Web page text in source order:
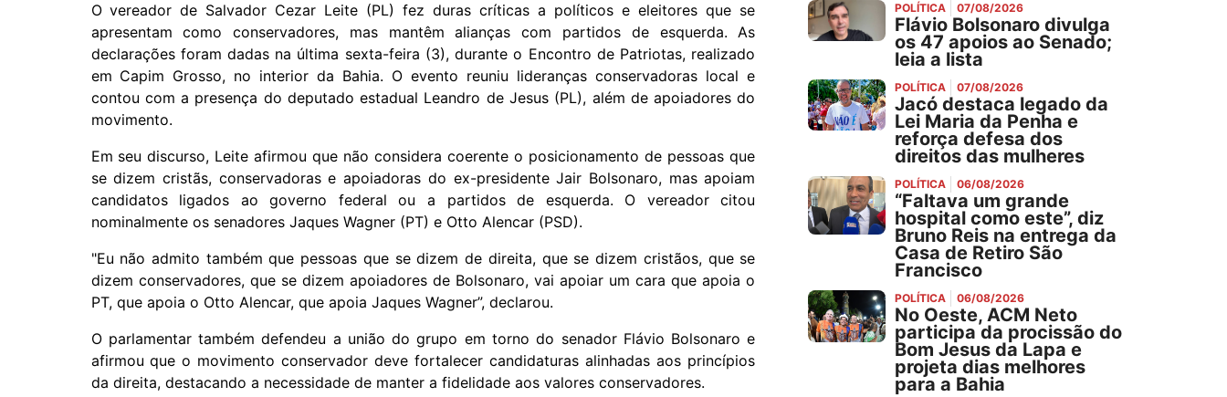
O vereador de Salvador Cezar Leite (PL) fez duras críticas a políticos e eleitores que se
apresentam como conservadores, mas mantêm alianças com partidos de esquerda. As
declarações foram dadas na última sexta-feira (3), durante o Encontro de Patriotas, realizado
em Capim Grosso, no interior da Bahia. O evento reuniu lideranças conservadoras local e
contou com a presença do deputado estadual Leandro de Jesus (PL), além de apoiadores do
movimento.
Em seu discurso, Leite afirmou que não considera coerente o posicionamento de pessoas que
se dizem cristãs, conservadoras e apoiadoras do ex-presidente Jair Bolsonaro, mas apoiam
candidatos ligados ao governo federal ou a partidos de esquerda. O vereador citou
nominalmente os senadores Jaques Wagner (PT) e Otto Alencar (PSD).
"Eu não admito também que pessoas que se dizem de direita, que se dizem cristãos, que se
dizem conservadores, que se dizem apoiadores de Bolsonaro, vai apoiar um cara que apoia o
PT, que apoia o Otto Alencar, que apoia Jaques Wagner”, declarou.
O parlamentar também defendeu a união do grupo em torno do senador Flávio Bolsonaro e
afirmou que o movimento conservador deve fortalecer candidaturas alinhadas aos princípios
da direita, destacando a necessidade de manter a fidelidade aos valores conservadores.
POLÍTICA 07/08/2026
Flávio Bolsonaro divulga
os 47 apoios ao Senado;
leia a lista
POLÍTICA 07/08/2026
Jacó destaca legado da
Lei Maria da Penha e
reforça defesa dos
direitos das mulheres
POLÍTICA 06/08/2026
“Faltava um grande
hospital como este”, diz
Bruno Reis na entrega da
Casa de Retiro São
Francisco
POLÍTICA 06/08/2026
No Oeste, ACM Neto
participa da procissão do
Bom Jesus da Lapa e
projeta dias melhores
para a Bahia